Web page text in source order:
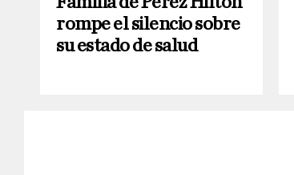
rompe el silencio sobre
su estado de salud